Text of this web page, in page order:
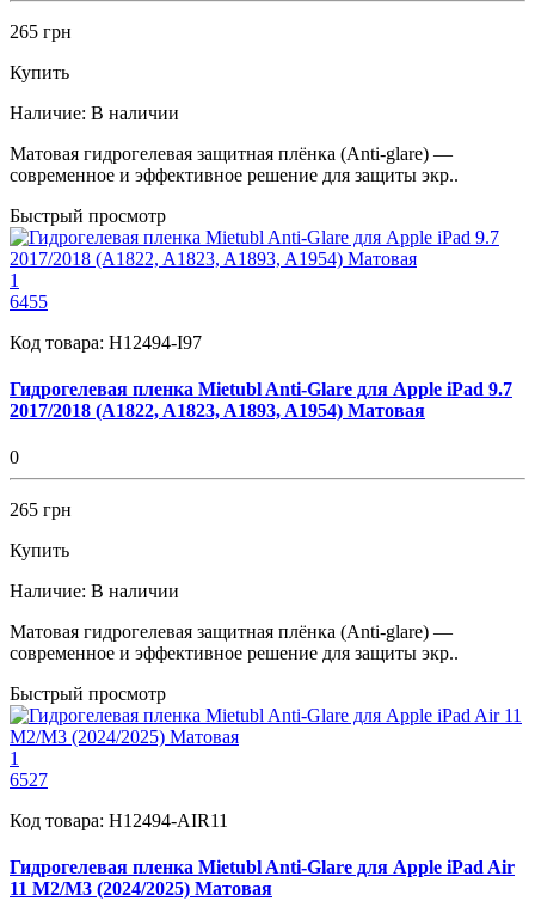
265 грн
Купить
Наличие: В наличии
Матовая гидрогелевая защитная плёнка (Anti-glare) —
современное и эффективное решение для защиты экр..
Быстрый просмотр
1
6455
Код товара: H12494-I97
Гидрогелевая пленка Mietubl Anti-Glare для Apple iPad 9.7
2017/2018 (A1822, A1823, A1893, A1954) Матовая
0
265 грн
Купить
Наличие: В наличии
Матовая гидрогелевая защитная плёнка (Anti-glare) —
современное и эффективное решение для защиты экр..
Быстрый просмотр
1
6527
Код товара: H12494-AIR11
Гидрогелевая пленка Mietubl Anti-Glare для Apple iPad Air
11 M2/M3 (2024/2025) Матовая